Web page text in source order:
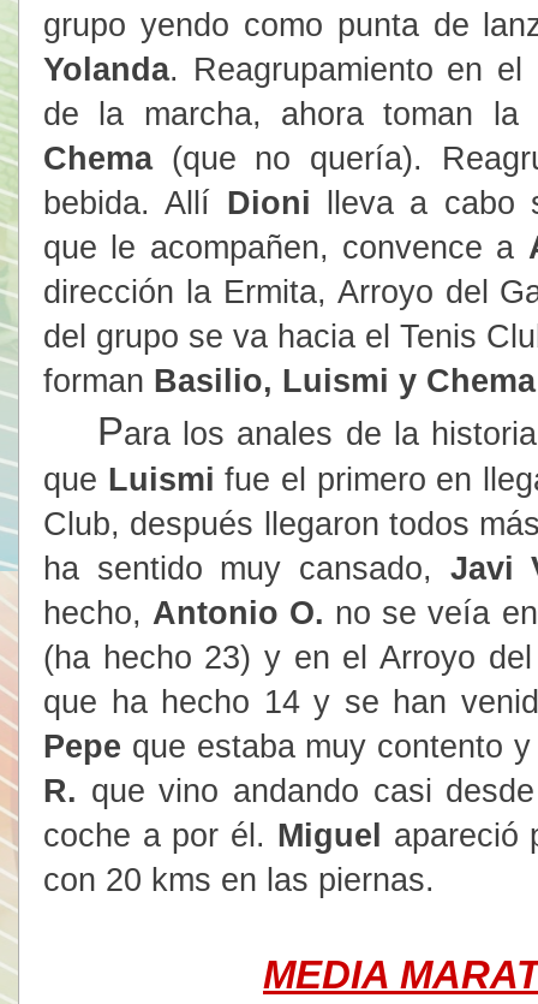
grupo yendo como punta de
Yolanda. Reagrupamiento en el
de la marcha, ahora toman la
Chema(que no quería).
bebida. Allí Dioni
lleva a cabo
que le acompañen, convence a
dirección la Ermita, Arroyo del
del grupo se va hacia el Tenis
forman Basilio, Luismi y
Para los anales de la
que Luismi fue el primero en
Club, después llegaron todos
ha sentido muy cansado, Javi
hecho, Antonio O. no se veía
(ha hecho 23) y en el Arroyo
que ha hecho 14 y se han
Pepe que estaba muy contento
R. que vino andando casi
coche a por él. Miguel
apareció
con 20 kms en las piernas.
MEDIA